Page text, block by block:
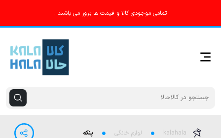
تمامی موجودی کالا و قیمت ها بروز می باشند .
kalahala لوازم خانگی پنکه